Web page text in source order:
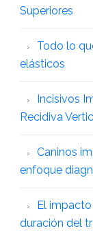
Superiores
Todo lo
elásticos
Incisivos
Recidiva
Caninos
enfoque
El
duración del